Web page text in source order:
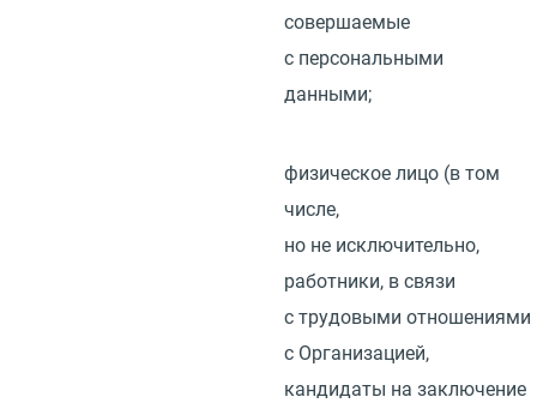
совершаемые
с персональными
данными;
физическое лицо (в том
числе,
но не исключительно,
работники, в связи
с трудовыми отношениями
с Организацией,
кандидаты на заключение